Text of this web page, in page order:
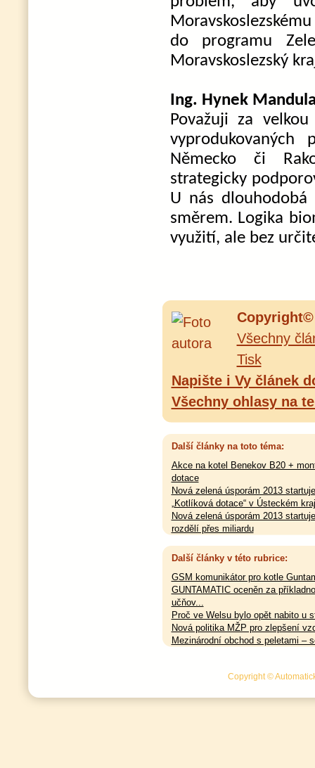
do programu
Moravskoslezský
Ing. Hynek
Považuji za
Německo či
strategicky
U nás
směrem. Logika
využití, ale bez
Copyright©
Všechny
Tisk
Napište i Vy článek
Všechny ohlasy na
Další články na toto téma:
Akce na kotel Benekov B20 +
dotace
Nová zelená úsporám 2013 startuje
„Kotlíková dotace“ v Ústeckém
Nová zelená úsporám 2013
rozdělí přes miliardu
spustí v únoru 2012
Další články v této rubrice:
GSM komunikátor pro kotle
GUNTAMATIC oceněn za
učňov...
Proč ve Welsu bylo opět nabito u
Nová politika MŽP pro zlepšení
Mezinárodní obchod s peletami –
Copyright ©